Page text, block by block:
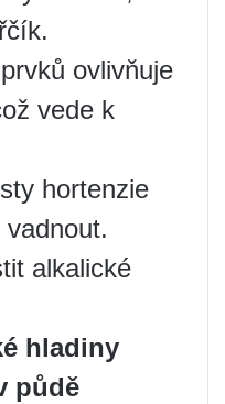
ovlivňuje
vede k
hortenzie
alkalické
hladiny
půdě